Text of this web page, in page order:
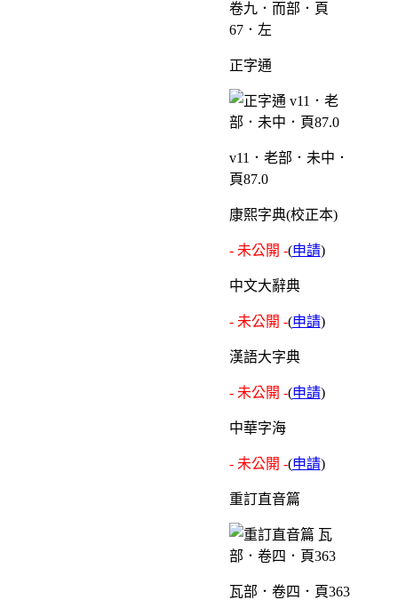
卷九．而部．頁
67．左
正字通
v11．老部．未中．
頁87.0
康熙字典(校正本)
- 未公開 -(申請)
中文大辭典
- 未公開 -(申請)
漢語大字典
- 未公開 -(申請)
中華字海
- 未公開 -(申請)
重訂直音篇
瓦部．卷四．頁363